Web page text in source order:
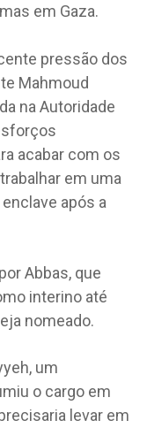
em Gaza.
pressão dos
Mahmoud
na Autoridade
acabar com os
em uma
após a
Abbas, que
interino até
nomeado.
um
o cargo em
levar em